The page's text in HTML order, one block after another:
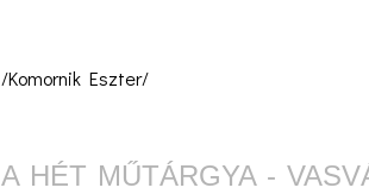
/Komornik Eszter/
A HÉT MŰTÁRGYA -